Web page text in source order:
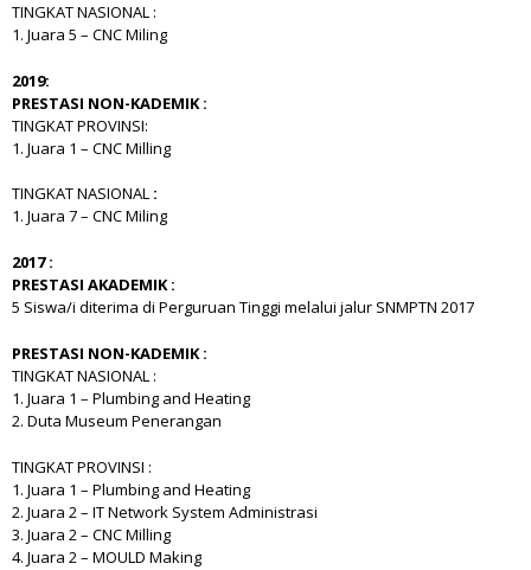
TINGKAT NASIONAL :
1. Juara 5 – CNC Miling
2019:
PRESTASI NON-KADEMIK :
TINGKAT PROVINSI:
1. Juara 1 – CNC Milling
TINGKAT NASIONAL :
1. Juara 7 – CNC Miling
2017 :
PRESTASI AKADEMIK :
5 Siswa/i diterima di Perguruan Tinggi melalui jalur SNMPTN 2017
PRESTASI NON-KADEMIK :
TINGKAT NASIONAL :
1. Juara 1 – Plumbing and Heating
2. Duta Museum Penerangan
TINGKAT PROVINSI :
1. Juara 1 – Plumbing and Heating
2. Juara 2 – IT Network System Administrasi
3. Juara 2 – CNC Milling
4. Juara 2 – MOULD Making